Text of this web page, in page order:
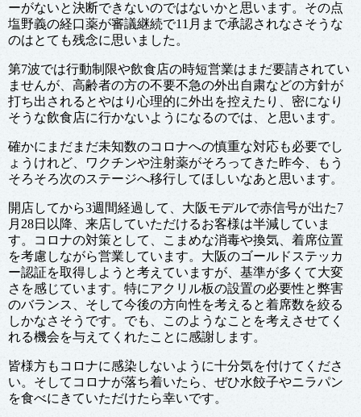
ーがないと決断できないのではないかと思います。その点
塩野義の経口薬が審議継続で11月まで承認されなさそうな
のはとても残念に思いました。
第7波では行動制限や飲食店の時短営業はまだ要請されてい
ませんが、高齢者の方の不要不急の外出自粛などの方針が
打ち出されるとやはり心理的に外出を控えたり、密になり
そうな飲食店に行かないようになるのでは、と思います。
確かにまだまだ未知数のコロナへの慎重な対応も必要でし
ょうけれど、ワクチンや注射薬がそろってきた昨今、もう
そろそろ次のステージへ移行してほしいなあと思います。
開店してから3週間経過して、大阪モデルで赤信号が出た7
月28日以降、来店していただけるお客様は半減していま
す。コロナの対策として、こまめな消毒や換気、着席位置
を考慮しながら営業しています。大阪のゴールドステッカ
ー認証を取得しようと考えていますが、基準が多くて大変
さを感じています。特にアクリル板の設置の必要性と弊害
のバランス、そして今後の方向性を考えると着席数を絞る
しかなさそうです。でも、このようなことを考えさせてく
れる機会を与えてくれたことに感謝します。
皆様方もコロナに感染しないように十分気を付けてくださ
い。そしてコロナが落ち着いたら、ぜひ水餃子やニラパン
を食べにきていただけたら幸いです。